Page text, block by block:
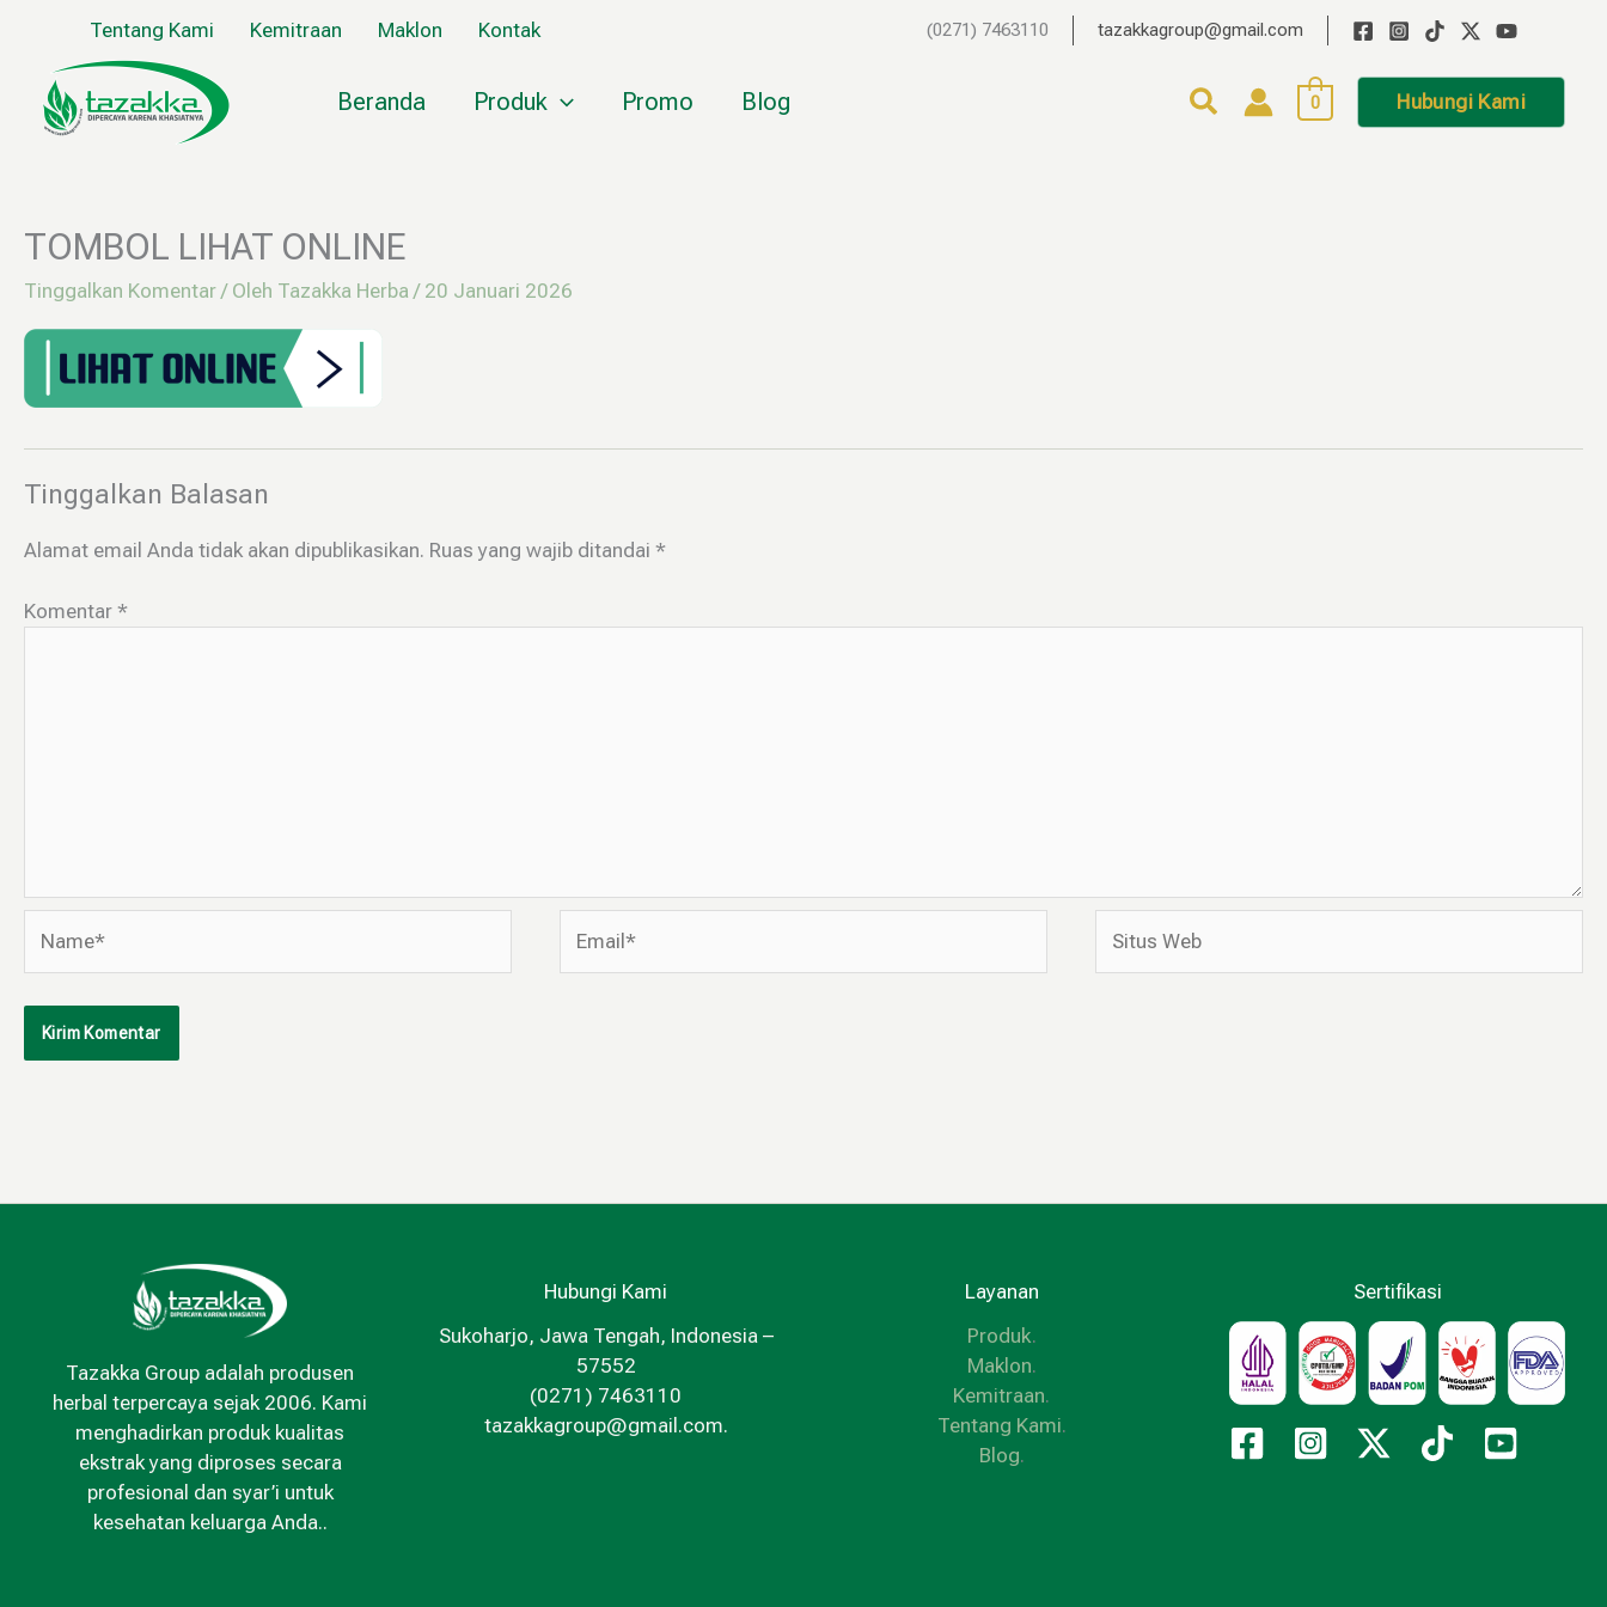
konten
Tentang Kami Kemitraan Maklon Kontak (0271) 7463110 tazakkagroup@gmail.com
Beranda Produk Promo Blog 0 Hubungi Kami
TOMBOL LIHAT ONLINE
Tinggalkan Komentar / Oleh Tazakka Herba / 20 Januari 2026
Tinggalkan Balasan
Alamat email Anda tidak akan dipublikasikan. Ruas yang wajib ditandai *
Komentar *
Web
Tazakka Group adalah produsen
herbal terpercaya sejak 2006. Kami
menghadirkan produk kualitas
ekstrak yang diproses secara
profesional dan syar’i untuk
kesehatan keluarga Anda..
Hubungi Kami
Sukoharjo, Jawa Tengah, Indonesia –
57552
(0271) 7463110
tazakkagroup@gmail.com.
Layanan
Produk.
Maklon.
Kemitraan.
Tentang Kami.
Blog.
Sertifikasi